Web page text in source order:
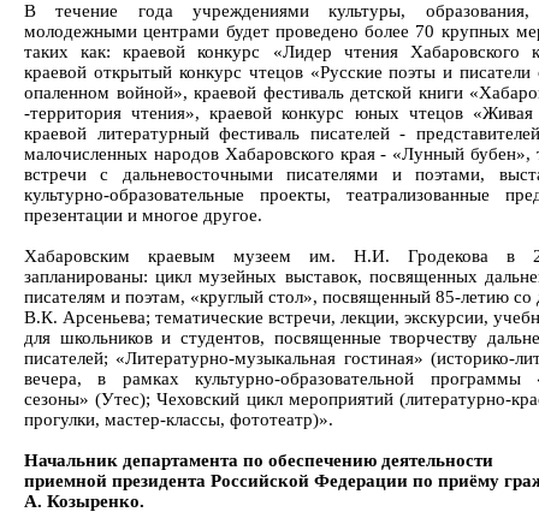
В течение года учреждениями культуры, образования,
молодежными центрами будет проведено более 70 крупных
таких как: краевой конкурс «Лидер чтения Хабаровского
краевой открытый конкурс чтецов «Русские поэты и
опаленном войной», краевой фестиваль детской книги
-территория чтения», краевой конкурс юных чтецов «Живая
краевой литературный фестиваль писателей -
малочисленных народов Хабаровского края - «Лунный бубен»,
встречи с дальневосточными писателями и поэтами,
культурно-образовательные проекты, театрализованные
презентации и многое другое.
Хабаровским краевым музеем им. Н.И. Гродекова в
запланированы: цикл музейных выставок, посвященных
писателям и поэтам, «круглый стол», посвященный 85-летию со
В.К. Арсеньева; тематические встречи, лекции, экскурсии,
для школьников и студентов, посвященные творчеству
писателей; «Литературно-музыкальная гостиная» (историко-
вечера, в рамках культурно-образовательной программы
сезоны» (Утес); Чеховский цикл мероприятий (литературно-
прогулки, мастер-классы, фототеатр)».
Начальник департамента по обеспечению деятельности
приемной президента Российской Федерации по приёму
А. Козыренко.